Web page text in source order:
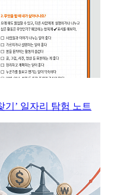
기’ 일자리 탐험 노트